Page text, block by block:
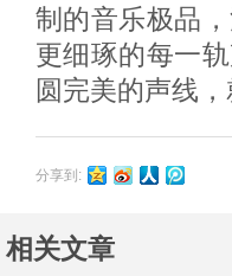
制的音乐极品
更细琢的每一
圆完美的声线
分享到:
相关文章